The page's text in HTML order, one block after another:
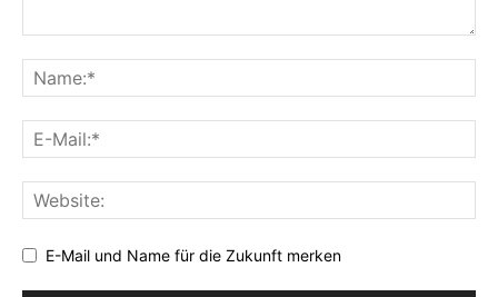
E-Mail und Name für die Zukunft merken